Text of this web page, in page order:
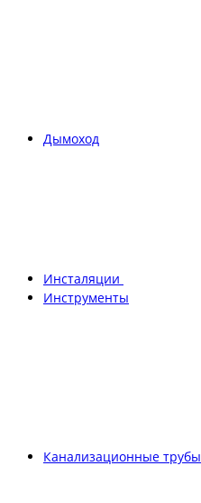
Дымоход
Инсталяции
Инструменты
Канализационные трубы